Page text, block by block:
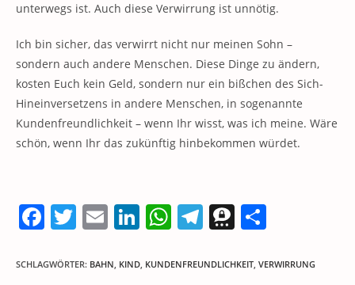
unterwegs ist. Auch diese Verwirrung ist unnötig.
Ich bin sicher, das verwirrt nicht nur meinen Sohn –
sondern auch andere Menschen. Diese Dinge zu ändern,
kosten Euch kein Geld, sondern nur ein bißchen des Sich-
Hineinversetzens in andere Menschen, in sogenannte
Kundenfreundlichkeit – wenn Ihr wisst, was ich meine. Wäre
schön, wenn Ihr das zukünftig hinbekommen würdet.
F
c
T
itt
E
ai
Li
k
W
at
T
e
T
re le
SCHLAGWÖRTER: BAHN, KIND, KUNDENFREUNDLICHKEIT, VERWIRRUNG